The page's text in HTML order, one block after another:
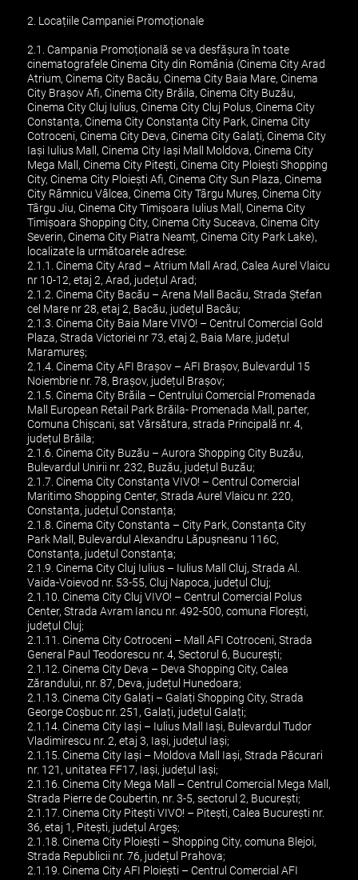
2. Locațiile Campaniei Promoționale
2.1. Campania Promoțională se va desfășura în toate
cinematografele Cinema City din România (Cinema City Arad
Atrium, Cinema City Bacău, Cinema City Baia Mare, Cinema
City Brașov Afi, Cinema City Brăila, Cinema City Buzău,
Cinema City Cluj Iulius, Cinema City Cluj Polus, Cinema City
Constanța, Cinema City Constanța City Park, Cinema City
Cotroceni, Cinema City Deva, Cinema City Galați, Cinema City
Iași Iulius Mall, Cinema City Iași Mall Moldova, Cinema City
Mega Mall, Cinema City Pitești, Cinema City Ploiești Shopping
City, Cinema City Ploiești Afi, Cinema City Sun Plaza, Cinema
City Râmnicu Vâlcea, Cinema City Târgu Mureș, Cinema City
Târgu Jiu, Cinema City Timișoara Iulius Mall, Cinema City
Timișoara Shopping City, Cinema City Suceava, Cinema City
Severin, Cinema City Piatra Neamț, Cinema City Park Lake),
localizate la următoarele adrese:
2.1.1. Cinema City Arad – Atrium Mall Arad, Calea Aurel Vlaicu
nr 10-12, etaj 2, Arad, județul Arad;
2.1.2. Cinema City Bacău – Arena Mall Bacău, Strada Ștefan
cel Mare nr 28, etaj 2, Bacău, județul Bacău;
2.1.3. Cinema City Baia Mare VIVO! – Centrul Comercial Gold
Plaza, Strada Victoriei nr 73, etaj 2, Baia Mare, județul
Maramureș;
2.1.4. Cinema City AFI Brașov – AFI Brașov, Bulevardul 15
Noiembrie nr. 78, Brașov, județul Brașov;
2.1.5. Cinema City Brăila – Centrului Comercial Promenada
Mall European Retail Park Brăila- Promenada Mall, parter,
Comuna Chişcani, sat Vărsătura, strada Principală nr. 4,
județul Brăila;
2.1.6. Cinema City Buzău – Aurora Shopping City Buzău,
Bulevardul Unirii nr. 232, Buzău, județul Buzău;
2.1.7. Cinema City Constanța VIVO! – Centrul Comercial
Maritimo Shopping Center, Strada Aurel Vlaicu nr. 220,
Constanța, județul Constanța;
2.1.8. Cinema City Constanta – City Park, Constanța City
Park Mall, Bulevardul Alexandru Lăpușneanu 116C,
Constanța, județul Constanța;
2.1.9. Cinema City Cluj Iulius – Iulius Mall Cluj, Strada Al.
Vaida-Voievod nr. 53-55, Cluj Napoca, județul Cluj;
2.1.10. Cinema City Cluj VIVO! – Centrul Comercial Polus
Center, Strada Avram Iancu nr. 492-500, comuna Florești,
județul Cluj;
2.1.11. Cinema City Cotroceni – Mall AFI Cotroceni, Strada
General Paul Teodorescu nr. 4, Sectorul 6, București;
2.1.12. Cinema City Deva – Deva Shopping City, Calea
Zărandului, nr. 87, Deva, județul Hunedoara;
2.1.13. Cinema City Galați – Galați Shopping City, Strada
George Coșbuc nr. 251, Galați, județul Galați;
2.1.14. Cinema City Iași – Iulius Mall Iași, Bulevardul Tudor
Vladimirescu nr. 2, etaj 3, Iași, județul Iași;
2.1.15. Cinema City Iași – Moldova Mall Iași, Strada Păcurari
nr. 121, unitatea FF17, Iași, județul Iași;
2.1.16. Cinema City Mega Mall – Centrul Comercial Mega Mall,
Strada Pierre de Coubertin, nr. 3-5, sectorul 2, București;
2.1.17. Cinema City Pitești VIVO! – Pitești, Calea București nr.
36, etaj 1, Pitești, județul Argeș;
2.1.18. Cinema City Ploiești – Shopping City, comuna Blejoi,
Strada Republicii nr. 76, județul Prahova;
2.1.19. Cinema City AFI Ploiești – Centrul Comercial AFI